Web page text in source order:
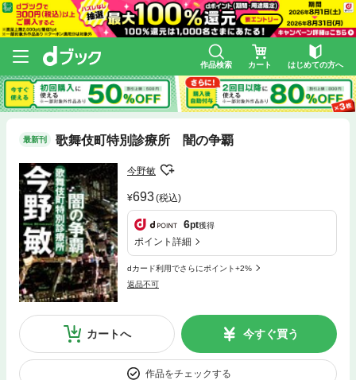
作品検索 カート はじめての方へ
最新刊 歌舞伎町特別診療所 闇の争覇
今野敏
693(税込)
6pt獲得
ポイント詳細
dカード利用でさらにポイント+2%
返品不可
カートへ 今すぐ買う
作品をチェックする